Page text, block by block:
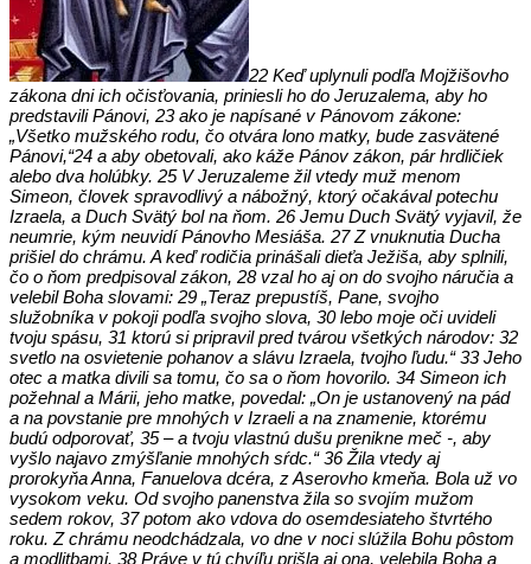
22 Keď uplynuli podľa Mojžišovho
zákona dni ich očisťovania, priniesli ho do Jeruzalema, aby ho
predstavili Pánovi, 23 ako je napísané v Pánovom zákone:
„Všetko mužského rodu, čo otvára lono matky, bude zasvätené
Pánovi,“24 a aby obetovali, ako káže Pánov zákon, pár hrdličiek
alebo dva holúbky. 25 V Jeruzaleme žil vtedy muž menom
Simeon, človek spravodlivý a nábožný, ktorý očakával potechu
Izraela, a Duch Svätý bol na ňom. 26 Jemu Duch Svätý vyjavil, že
neumrie, kým neuvidí Pánovho Mesiáša. 27 Z vnuknutia Ducha
prišiel do chrámu. A keď rodičia prinášali dieťa Ježiša, aby splnili,
čo o ňom predpisoval zákon, 28 vzal ho aj on do svojho náručia a
velebil Boha slovami: 29 „Teraz prepustíš, Pane, svojho
služobníka v pokoji podľa svojho slova, 30 lebo moje oči uvideli
tvoju spásu, 31 ktorú si pripravil pred tvárou všetkých národov: 32
svetlo na osvietenie pohanov a slávu Izraela, tvojho ľudu.“ 33 Jeho
otec a matka divili sa tomu, čo sa o ňom hovorilo. 34 Simeon ich
požehnal a Márii, jeho matke, povedal: „On je ustanovený na pád
a na povstanie pre mnohých v Izraeli a na znamenie, ktorému
budú odporovať, 35 – a tvoju vlastnú dušu prenikne meč -, aby
vyšlo najavo zmýšľanie mnohých sŕdc.“ 36 Žila vtedy aj
prorokyňa Anna, Fanuelova dcéra, z Aserovho kmeňa. Bola už vo
vysokom veku. Od svojho panenstva žila so svojím mužom
sedem rokov, 37 potom ako vdova do osemdesiateho štvrtého
roku. Z chrámu neodchádzala, vo dne v noci slúžila Bohu pôstom
a modlitbami. 38 Práve v tú chvíľu prišla aj ona, velebila Boha a